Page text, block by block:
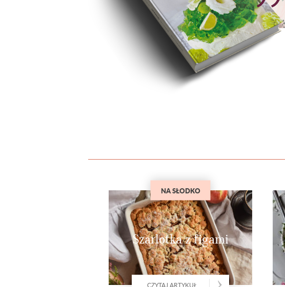
NA SŁODKO
Szarlotka z figami
CZYTAJ ARTYKUŁ